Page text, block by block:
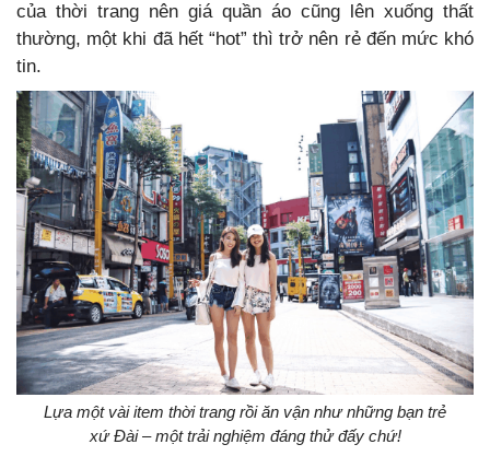
của thời trang nên giá quần áo cũng lên xuống thất
thường, một khi đã hết “hot” thì trở nên rẻ đến mức khó
tin.
Lựa một vài item thời trang rồi ăn vận như những bạn trẻ
xứ Đài – một trải nghiệm đáng thử đấy chứ!